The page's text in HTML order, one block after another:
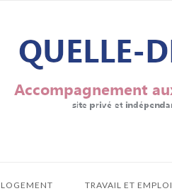
LOGEMENT TRAVAIL ET EMPLOI